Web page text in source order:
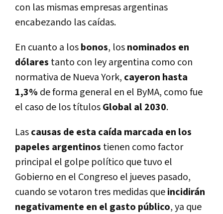
con las mismas empresas argentinas
encabezando las caídas.
En cuanto a losbonos, losnominados en
dólares tanto con ley argentina como con
normativa de Nueva York, cayeron hasta
1,3% de forma general en el ByMA, como fue
el caso de los títulosGlobal al 2030.
Lascausas de esta caída marcada en los
papeles argentinos tienen como factor
principal el golpe político que tuvo el
Gobierno en el Congreso el jueves pasado,
cuando se votaron tres medidas queincidirán
negativamente en el gasto público, ya que